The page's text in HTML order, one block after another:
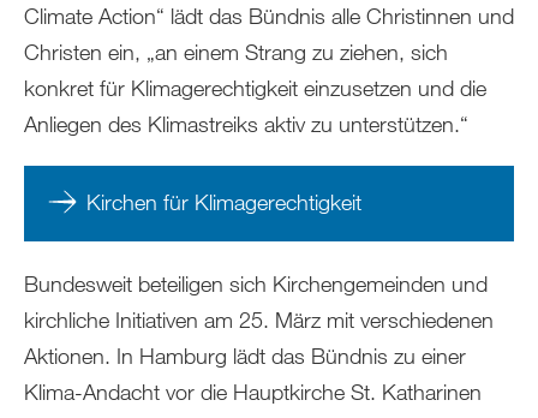
Climate Action“ lädt das Bündnis alle Christinnen und
Christen ein, „an einem Strang zu ziehen, sich
konkret für Klimagerechtigkeit einzusetzen und die
Anliegen des Klimastreiks aktiv zu unterstützen.“
Kirchen für Klimagerechtigkeit
Bundesweit beteiligen sich Kirchengemeinden und
kirchliche Initiativen am 25. März mit verschiedenen
Aktionen. In Hamburg lädt das Bündnis zu einer
Klima-Andacht vor die Hauptkirche St. Katharinen